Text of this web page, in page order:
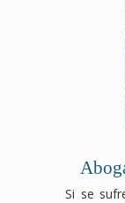
Si se